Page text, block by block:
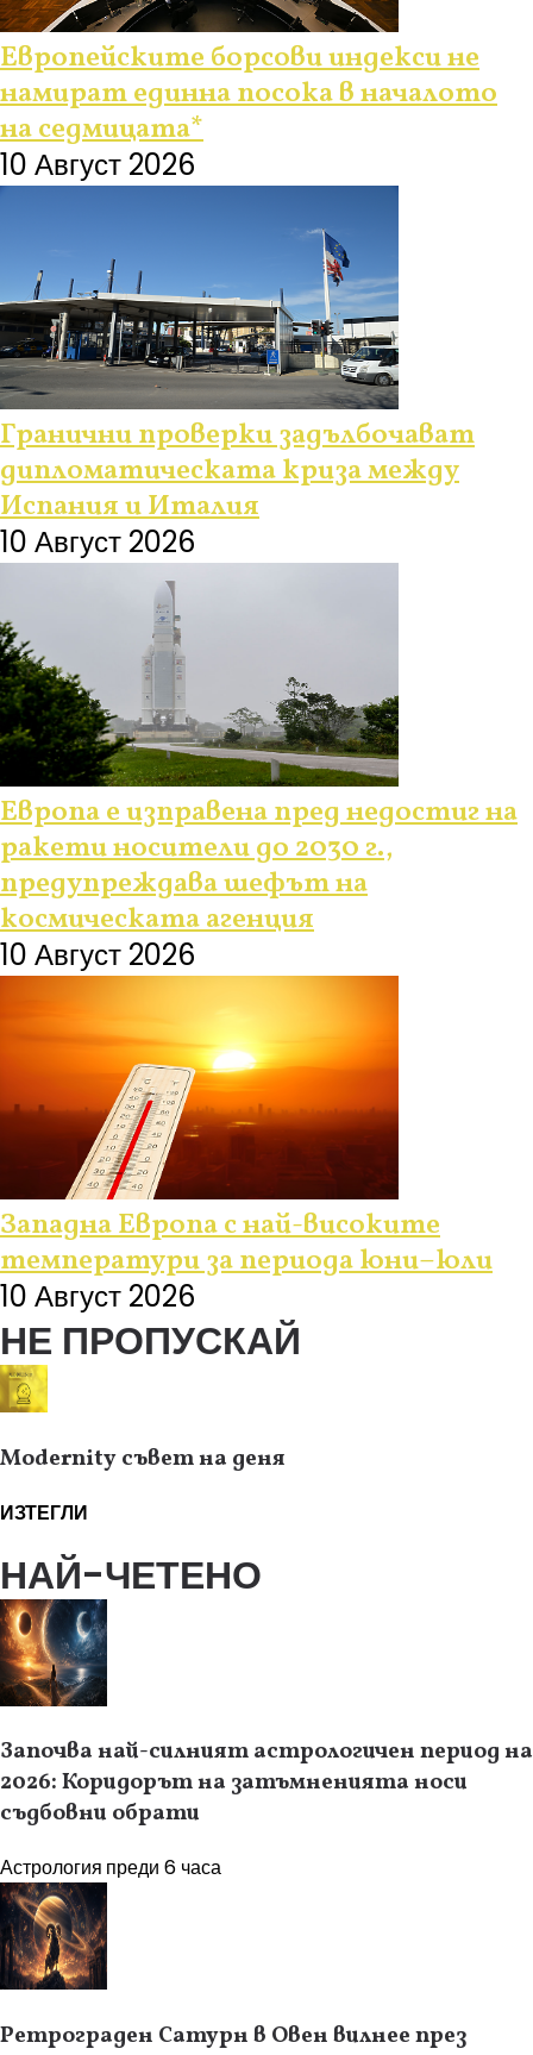
Европейските борсови индекси не
намират единна посока в началото
на седмицата*
10 Август 2026
Гранични проверки задълбочават
дипломатическата криза между
Испания и Италия
10 Август 2026
Европа е изправена пред недостиг на
ракети носители до 2030 г.,
предупреждава шефът на
космическата агенция
10 Август 2026
Западна Европа с най-високите
температури за периода юни–юли
10 Август 2026
НЕ ПРОПУСКАЙ
Modernity съвет на деня
ИЗТЕГЛИ
НАЙ-ЧЕТЕНО
Започва най-силният астрологичен период на
2026: Коридорът на затъмненията носи
съдбовни обрати
Астрология преди 6 часа
Ретрограден Сатурн в Овен вилнее през